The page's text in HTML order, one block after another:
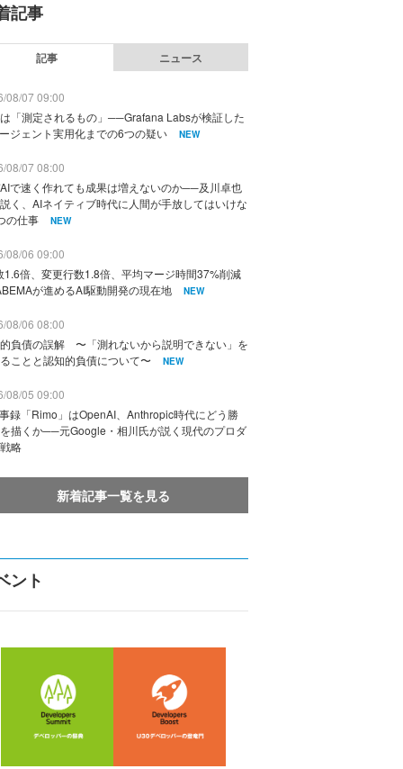
記事
記事 ニュース
08/07 09:00
「測定されるもの」──Grafana Labsが検証した
ジェント実用化までの6つの疑い
NEW
08/07 08:00
で速く作れても成果は増えないのか──及川卓也
く、AIネイティブ時代に人間が手放してはいけな
の仕事
NEW
08/06 09:00
1.6倍、変更行数1.8倍、平均マージ時間37%削減
が進めるAI駆動開発の現在地
NEW
08/06 08:00
負債の誤解 〜「測れないから説明できない」を
ことと認知的負債について〜
NEW
08/05 09:00
録「Rimo」はOpenAI、Anthropic時代にどう勝
描くか──元Google・相川氏が説く現代のプロダ
略
新着記事一覧を見る
ント